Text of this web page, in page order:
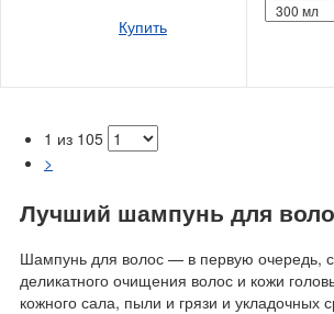
Купить
1 из 105
>
Лучший шампунь для
Шампунь для волос — в первую очередь,
деликатного очищения волос и кожи
кожного сала, пыли и грязи и укладочных